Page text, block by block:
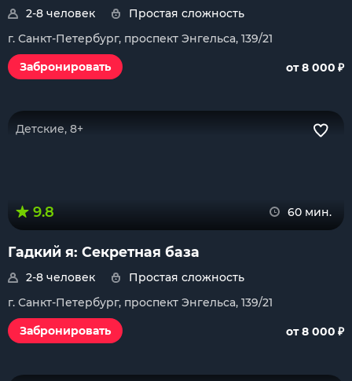
2-8 человек
Простая сложность
г. Санкт-Петербург, проспект Энгельса, 139/21
Забронировать
от 8 000 ₽
Детские, 8+
9.8 60 мин.
Гадкий я: Секретная база
2-8 человек
Простая сложность
г. Санкт-Петербург, проспект Энгельса, 139/21
Забронировать
от 8 000 ₽